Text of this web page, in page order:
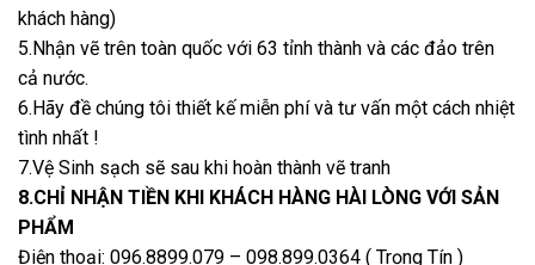
khách hàng)
5.Nhận vẽ trên toàn quốc với 63 tỉnh thành và các đảo trên
cả nước.
6.Hãy đề chúng tôi thiết kế miễn phí và tư vấn một cách nhiệt
tình nhất !
7.Vệ Sinh sạch sẽ sau khi hoàn thành vẽ tranh
8.CHỈ NHẬN TIỀN KHI KHÁCH HÀNG HÀI LÒNG VỚI SẢN
PHẨM
Điện thoại: 096.8899.079 – 098.899.0364 ( Trọng Tín )